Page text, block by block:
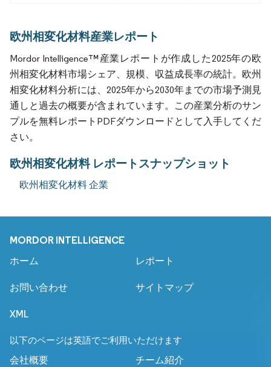
欧州相変化材料産業レポート
Mordor Intelligence™産業レポートが作成した2025年の欧
州相変化材料市場シェア、規模、収益成長率の統計。欧州
相変化材料分析には、2025年から2030年までの市場予測見
通しと過去の概要が含まれています。この産業分析のサン
プルを無料レポートPDFダウンロードとして入手してくだ
さい。
欧州相変化材料 レポートスナップショット
欧州相変化材料 企業
MORDOR INTELLIGENCE
ホーム レポート
お問い合わせ サイトマップ
XML
以下のページは英語でご利用いただけます
会社概要
チーム紹介